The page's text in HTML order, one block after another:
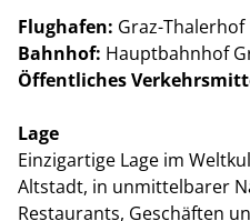
Flughafen: Graz-Thalerhof
Bahnhof: Hauptbahnhof
Öffentliches
Lage
Einzigartige Lage im
Altstadt, in unmittelbarer
Restaurants, Geschäften